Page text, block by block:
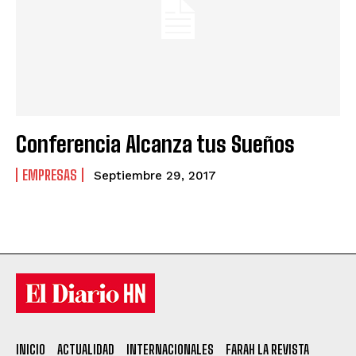
Conferencia Alcanza tus Sueños
EMPRESAS Septiembre 29, 2017
INICIO ACTUALIDAD INTERNACIONALES FARAH LA REVISTA